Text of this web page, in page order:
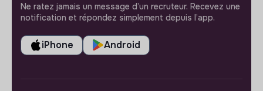
Ne ratez jamais un message d’un recruteur. Recevez une
notification et répondez simplement depuis l’app.
iPhone Android